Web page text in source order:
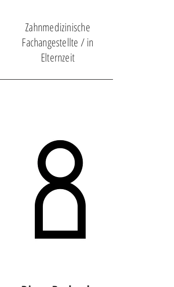
Zahnmedizinische
Fachangestellte / in
Elternzeit